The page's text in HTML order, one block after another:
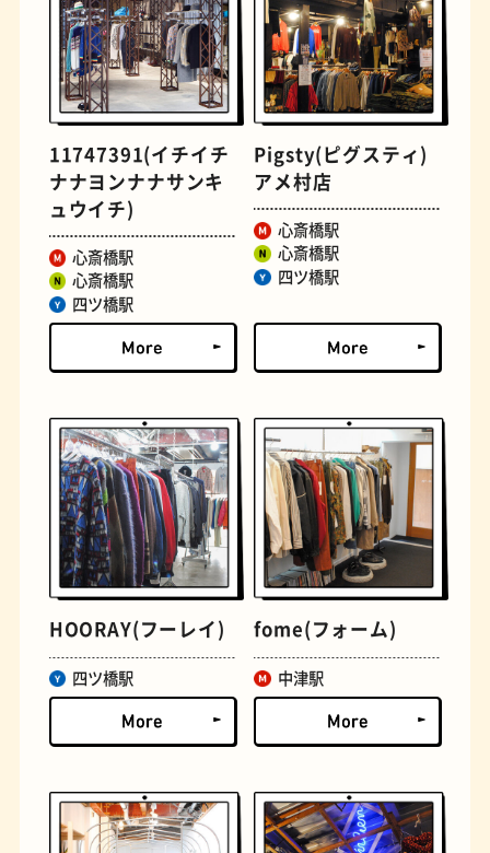
古着 お好み焼き
おいもスイーツ
11747391(イチイチ
ナナヨンナナサンキ
ュウイチ)
心斎橋駅
心斎橋駅
四ツ橋駅
Pigsty(ピグスティ)
アメ村店
心斎橋駅
心斎橋駅
四ツ橋駅
HOORAY(フーレイ)
四ツ橋駅
fome(フォーム)
中津駅